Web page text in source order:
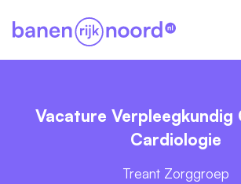
Vacature Verpleegkundig
Cardiologie
Treant Zorggroep